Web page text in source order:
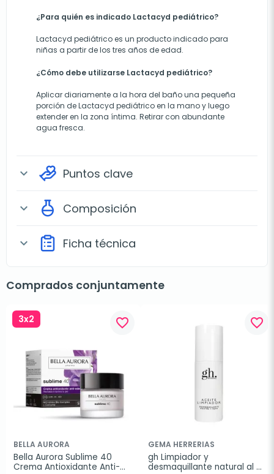
¿Para quién es indicado Lactacyd pediátrico?
Lactacyd pediátrico es un producto indicado para
niñas a partir de los tres años de edad.
¿Cómo debe utilizarse Lactacyd pediátrico?
Aplicar diariamente a la hora del baño una pequeña
porción de Lactacyd pediátrico en la mano y luego
extender en la zona íntima. Retirar con abundante
agua fresca.
expand_more Puntos clave
expand_more Composición
expand_more Ficha técnica
Comprados conjuntamente
3x2 favorite_border
BELLA AURORA
Bella Aurora Sublime 40
Crema Antioxidante Anti-
favorite_border
GEMA HERRERIAS
gh Limpiador y
desmaquillante natural al